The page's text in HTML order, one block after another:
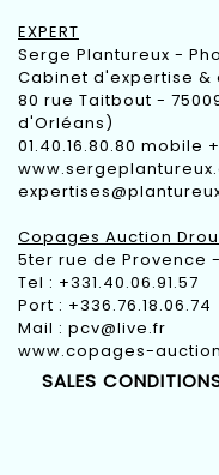
EXPERT
Serge Plantureux -
Cabinet d'expertise &
80 rue Taitbout -
d'Orléans)
01.40.16.80.80 mobile
Copages Auction
5ter rue de Provence
Tel : +331.40.06.91.57
Port : +336.76.18.06.74
Mail : pcv@live.fr
www.copages-
SALES